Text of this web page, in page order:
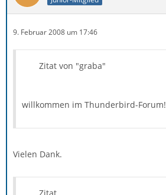
9. Februar 2008 um 17:46
Zitat von "graba"
willkommen im Thunderbird-Forum!
Vielen Dank.